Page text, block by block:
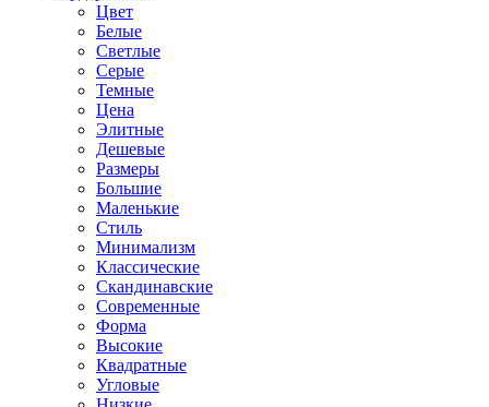
Цвет
Белые
Светлые
Серые
Темные
Цена
Элитные
Дешевые
Размеры
Большие
Маленькие
Стиль
Минимализм
Классические
Скандинавские
Современные
Форма
Высокие
Квадратные
Угловые